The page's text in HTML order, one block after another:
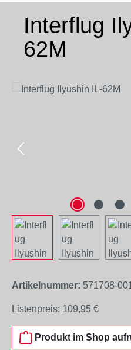
Interflug
62M
Bildergalerie überspringen
Artikelnummer: 571708-
Listenpreis: 109,95 €
Produkt im Shop